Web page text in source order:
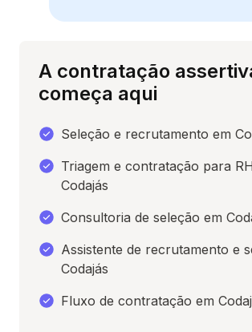
A contratação
começa aqui
Seleção e recrutamento em
Triagem e contratação para
Codajás
Consultoria de seleção em
Assistente de recrutamento e
Codajás
Fluxo de contratação em